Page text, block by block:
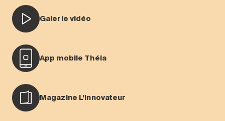
Galerie vidéo
App mobile Théia
Magazine L’Innovateur